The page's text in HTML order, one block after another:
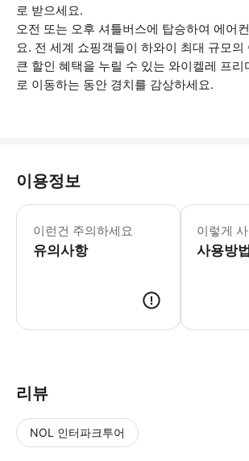
로 받으세요.
오전 또는 오후 셔틀버스에 탑승하여 에어
요. 전 세계 쇼핑객들이 하와이 최대 규모의
큰 할인 혜택을 누릴 수 있는 와이켈레 프리
로 이동하는 동안 경치를 감상하세요.
이용정보
이런건 주의하세요
유의사항
이 활동은 수
이렇게
사용방법
리뷰
NOL 인터파크투어